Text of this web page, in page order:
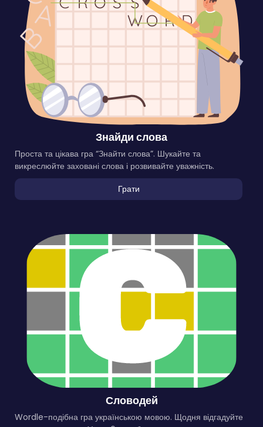
Знайди слова
Проста та цікава гра “Знайти слова”. Шукайте та
викреслюйте заховані слова і розвивайте уважність.
Грати
Словодей
Wordle-подібна гра українською мовою. Щодня відгадуйте